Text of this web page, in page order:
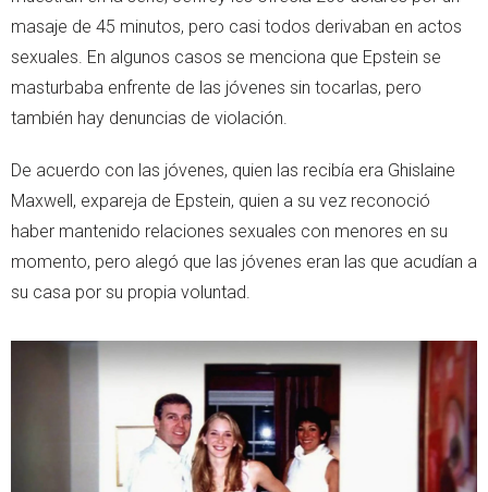
masaje de 45 minutos, pero casi todos derivaban en actos
sexuales. En algunos casos se menciona que Epstein se
masturbaba enfrente de las jóvenes sin tocarlas, pero
también hay denuncias de violación.
De acuerdo con las jóvenes, quien las recibía era Ghislaine
Maxwell, expareja de Epstein, quien a su vez reconoció
haber mantenido relaciones sexuales con menores en su
momento, pero alegó que las jóvenes eran las que acudían a
su casa por su propia voluntad.